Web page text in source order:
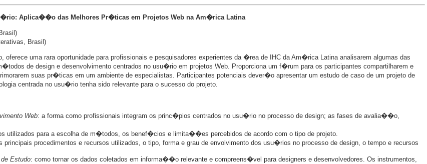
Aplica��o das Melhores Pr�ticas em Projetos Web na Am�rica Latina
Brasil)
uma rara oportunidade para profissionais e pesquisadores experientes da �rea de IHC da Am�rica Latina analisarem algumas das
de design e desenvolvimento centrados no usu�rio em projetos Web. Proporciona um f�rum para os participantes compartilharem e
suas pr�ticas em um ambiente de especialistas. Participantes potenciais dever�o apresentar um estudo de caso de um projeto de
centrada no usu�rio tenha sido relevante para o sucesso do projeto.
Web: a forma como profissionais integram os princ�pios centrados no usu�rio no processo de design; as fases de avalia��o,
utilizados para a escolha de m�todos, os benef�cios e limita��es percebidos de acordo com o tipo de projeto.
principais procedimentos e recursos utilizados, o tipo, forma e grau de envolvimento dos usu�rios no processo de design, o tempo e recursos
Estudo: como tornar os dados coletados em informa��o relevante e compreens�vel para designers e desenvolvedores. Os instrumentos,